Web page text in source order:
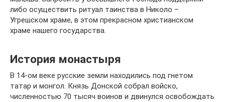
либо осуществить ритуал таинства в Николо –
Угрешском храме, в этом прекрасном христианском
храме нашего государства.
История монастыря
В 14-ом веке русские земли находились под гнетом
татар и монгол. Князь Донской собрал войско,
численностью 70 тысяч воинов и двинулся освобождать